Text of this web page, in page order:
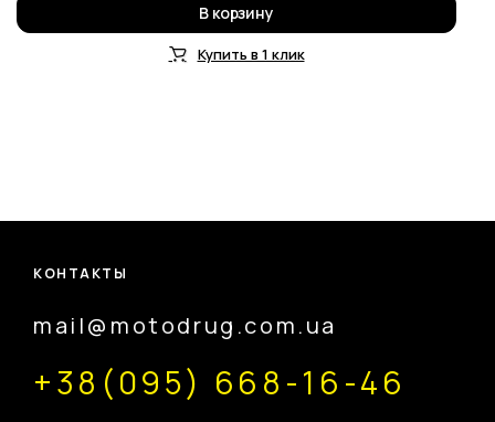
В корзину
Купить в 1 клик
КОНТАКТЫ
mail@motodrug.com.ua
+38(095) 668-16-46